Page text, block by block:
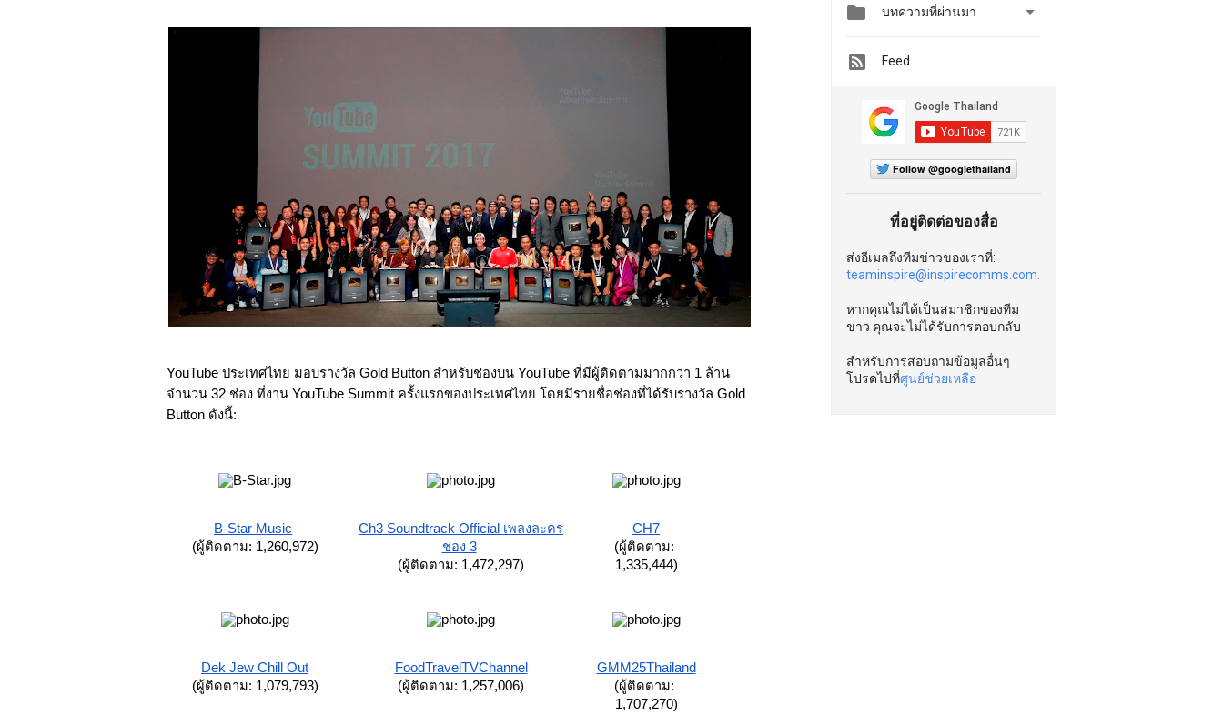
YouTube ประเทศไทย มอบรางวัล Gold Button สำหรับช่องบน YouTube ที่มีผู้ติดตามมากกว่า 1 ล้าน
จำนวน 32 ช่อง ที่งาน YouTube Summit ครั้งแรกของประเทศไทย โดยมีรายชื่อช่องที่ได้รับรางวัล Gold
Button ดังนี้:
B-Star Music
(ผู้ติดตาม: 1,260,972)
Ch3 Soundtrack Official เพลงละคร
ช่อง 3
(ผู้ติดตาม: 1,472,297)
CH7
(ผู้ติดตาม:
1,335,444)
Dek Jew Chill Out
(ผู้ติดตาม: 1,079,793)
FoodTravelTVChannel
(ผู้ติดตาม: 1,257,006)
GMM25Thailand
(ผู้ติดตาม:
1,707,270)
 บทความที่ผ่านมา 
Feed
Follow @googlethailand
ที่อยู่ติดต่อของสื่อ
ส่งอีเมลถึงทีมข่าวของเราที่:
teaminspire@inspirecomms.com.
หากคุณไม่ได้เป็นสมาชิกของทีม
ข่าว คุณจะไม่ได้รับการตอบกลับ
สำหรับการสอบถามข้อมูลอื่นๆ
โปรดไปที่ศูนย์ช่วยเหลือ